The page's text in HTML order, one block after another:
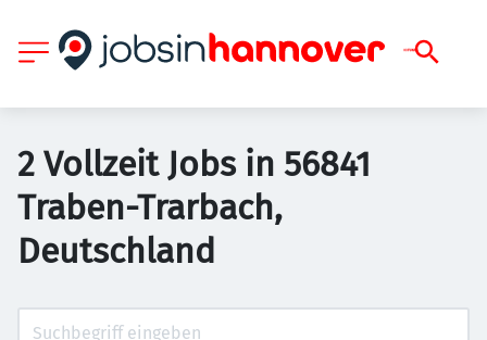
2 Vollzeit Jobs in 56841
Traben-Trarbach,
Deutschland